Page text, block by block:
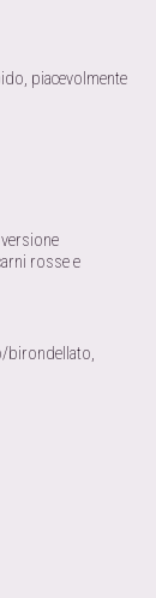
piacevolmente
rosse e
birondellato,